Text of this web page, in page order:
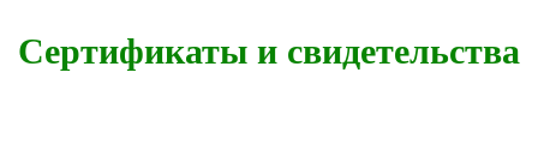
Сертификаты и свидетельства